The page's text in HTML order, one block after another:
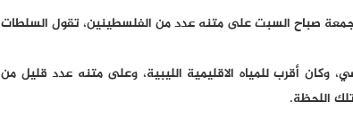
صباح السبت على متنه عدد من الفلسطينين، تقول السلطات
وكان أقرب للمياه الاقليمية الليبية، وعلى متنه عدد قليل من